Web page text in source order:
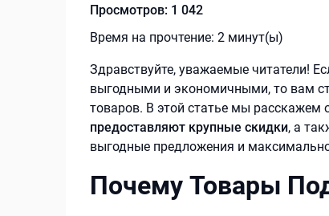
Просмотров: 1 042
Время на прочтение: 2 минут(ы)
Здравствуйте, уважаемые читатели!
выгодными и экономичными, то вам
товаров. В этой статье мы расскажем
предоставляют крупные скидки, а
выгодные предложения и
Почему Товары